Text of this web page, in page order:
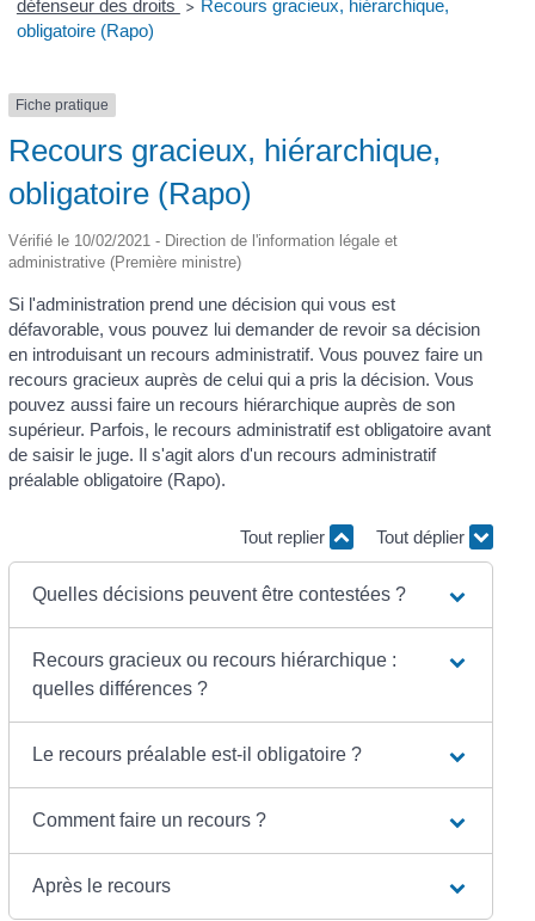
défenseur des droits
> Recours gracieux, hiérarchique,
obligatoire (Rapo)
Fiche pratique
Recours gracieux, hiérarchique,
obligatoire (Rapo)
Vérifié le 10/02/2021 - Direction de l'information légale et
administrative (Première ministre)
Si l'administration prend une décision qui vous est
défavorable, vous pouvez lui demander de revoir sa décision
en introduisant un recours administratif. Vous pouvez faire un
recours gracieux auprès de celui qui a pris la décision. Vous
pouvez aussi faire un recours hiérarchique auprès de son
supérieur. Parfois, le recours administratif est obligatoire avant
de saisir le juge. Il s'agit alors d'un recours administratif
préalable obligatoire (Rapo).
Tout replier Tout déplier
Quelles décisions peuvent être contestées ?
Recours gracieux ou recours hiérarchique :
quelles différences ?
Le recours préalable est-il obligatoire ?
Comment faire un recours ?
Après le recours